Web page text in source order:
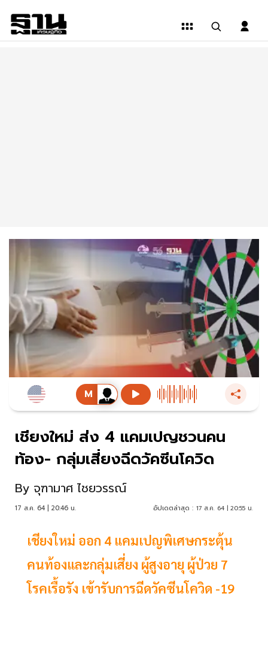
เชียงใหม่ ส่ง 4 แคมเปญชวนคน
ท้อง- กลุ่มเสี่ยงฉีดวัคซีนโควิด
By จุฑามาศ ไชยวรรณ์
17 ส.ค. 64 | 20:46 น. อัปเดตล่าสุด : 17 ส.ค. 64 | 20:55 น.
เชียงใหม่ ออก 4 แคมเปญพิเศษกระตุ้น
คนท้องและกลุ่มเสี่ยง ผู้สูงอายุ ผู้ป่วย 7
โรคเรื้อรัง เข้ารับการฉีดวัคซีนโควิด -19